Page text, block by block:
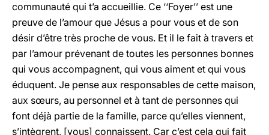
communauté qui t’a accueillie. Ce ‘‘Foyer’’ est une
preuve de l’amour que Jésus a pour vous et de son
désir d’être très proche de vous. Et il le fait à travers et
par l’amour prévenant de toutes les personnes bonnes
qui vous accompagnent, qui vous aiment et qui vous
éduquent. Je pense aux responsables de cette maison,
aux sœurs, au personnel et à tant de personnes qui
font déjà partie de la famille, parce qu’elles viennent,
s’intègrent, [vous] connaissent. Car c’est cela qui fait